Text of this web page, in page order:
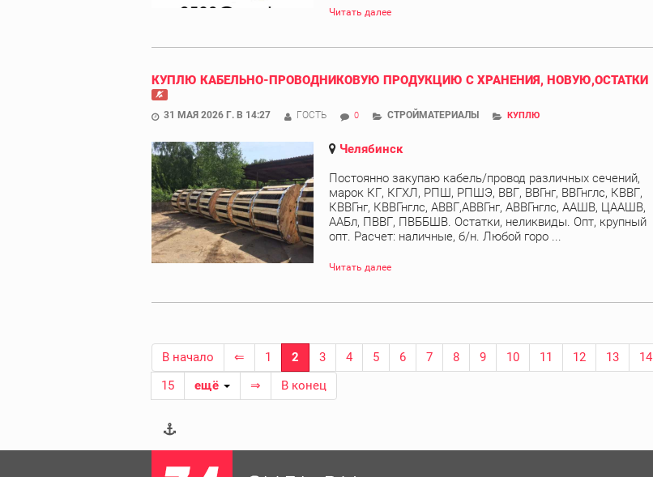
Читать далее
КУПЛЮ КАБЕЛЬНО-ПРОВОДНИКОВУЮ ПРОДУКЦИЮ С ХРАНЕНИЯ, НОВУЮ,ОСТАТКИ
31 МАЯ 2026 Г. В 14:27 ГОСТЬ 0 СТРОЙМАТЕРИАЛЫ КУПЛЮ
Челябинск
Постоянно закупаю кабель/провод различных сечений,
марок КГ, КГХЛ, РПШ, РПШЭ, ВВГ, ВВГнг, ВВГнглс, КВВГ,
КВВГнг, КВВГнглс, АВВГ,АВВГнг, АВВГнглс, ААШВ, ЦААШВ,
ААБл, ПВВГ, ПВББШВ. Остатки, неликвиды. Опт, крупный
опт. Расчет: наличные, б/н. Любой горо ...
Читать далее
В начало ⇐ 1 2 3 4 5 6 7 8 9 10 11 12 13
14
15
ещё ⇒ В конец